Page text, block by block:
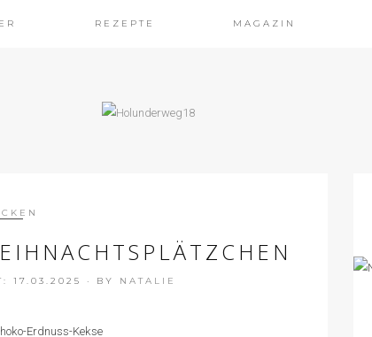
REZEPTE MAGAZIN
17.03.2025 · BY NATALIE